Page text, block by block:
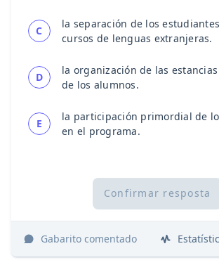
C
la separación de los
cursos de lenguas extranjeras.
D
la organización de las
de los alumnos.
E
la participación primordial de
en el programa.
Confirmar resposta
Gabarito comentado